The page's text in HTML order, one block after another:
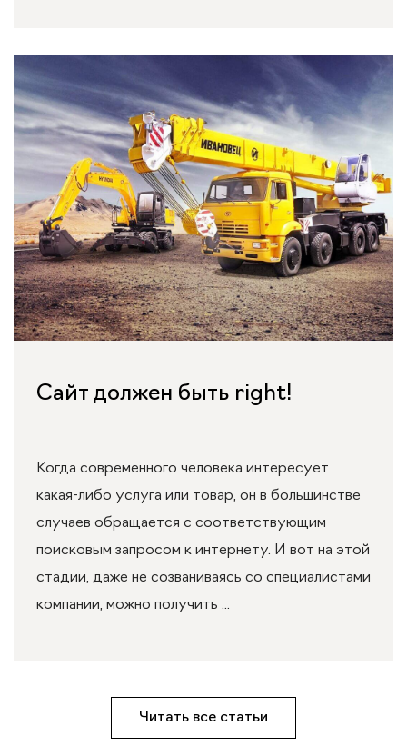
Сайт должен быть right!
Когда современного человека интересует
какая-либо услуга или товар, он в большинстве
случаев обращается с соответствующим
поисковым запросом к интернету. И вот на этой
стадии, даже не созваниваясь со специалистами
компании, можно получить ...
Читать все статьи